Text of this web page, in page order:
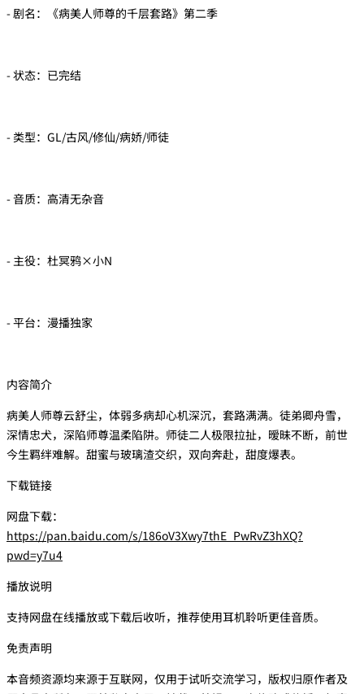
- 剧名：《病美人师尊的千层套路》第二季
- 状态：已完结
- 类型：GL/古风/修仙/病娇/师徒
- 音质：高清无杂音
- 主役：杜冥鸦×小N
- 平台：漫播独家
内容简介
病美人师尊云舒尘，体弱多病却心机深沉，套路满满。徒弟卿舟雪，
深情忠犬，深陷师尊温柔陷阱。师徒二人极限拉扯，暧昧不断，前世
今生羁绊难解。甜蜜与玻璃渣交织，双向奔赴，甜度爆表。
下载链接
网盘下载：
https://pan.baidu.com/s/186oV3Xwy7thE_PwRvZ3hXQ?
pwd=y7u4
播放说明
支持网盘在线播放或下载后收听，推荐使用耳机聆听更佳音质。
免责声明
本音频资源均来源于互联网，仅用于试听交流学习，版权归原作者及